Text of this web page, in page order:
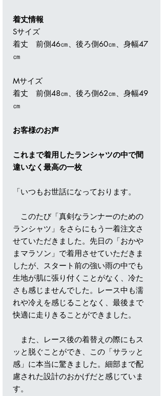
着丈情報
Sサイズ
着丈 前側46㎝、後ろ側60㎝、身幅47
㎝
Mサイズ
着丈 前側48㎝、後ろ側62㎝、身幅49
㎝
お客様のお声
これまで着用したランシャツの中で間
違いなく最高の一枚
「いつもお世話になっております。
このたび「真剣なランナーのための
ランシャツ」をさらにもう一着注文さ
せていただきました。先日の「おかや
まマラソン」で着用させていただきま
したが、スタート前の強い雨の中でも
生地が肌に張り付くことがなく、冷た
さも感じませんでした。レース中も濡
れや冷えを感じることなく、最後まで
快適に走りきることができました。
また、レース後の着替えの際にもス
ッと脱ぐことができ、この「サラッと
感」に本当に驚きました。細部まで配
慮された設計のおかげだと感じていま
す。